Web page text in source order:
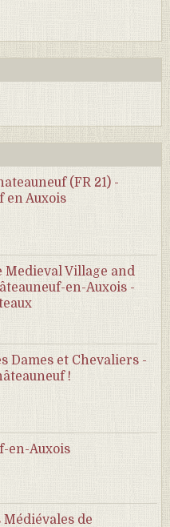
(FR 21) -
en Auxois
Medieval Village and
en-Auxois -
Dames et Chevaliers -
!
en-Auxois
Médiévales de